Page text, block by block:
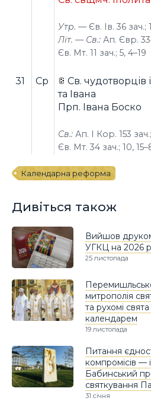
Утр. — Єв. Ів. 36 зач.;
Літ. — Св.: Ап. Євр.
Єв. Мт. 11 зач.; 5, 4–19
31 Ср
Св. чудотворців
та Івана
Прп. Івана Боско
Св.:Ап. І Кор. 153 зач.;
Єв. Мт. 34 зач.; 10,
Календарна реформа
Дивіться також
Вийшов
УГКЦ на 2026
25 листопада
митрополія
та рухомі
календарем
19 листопада
Питання
компромісів —
Бабинський
святкування
31 січня